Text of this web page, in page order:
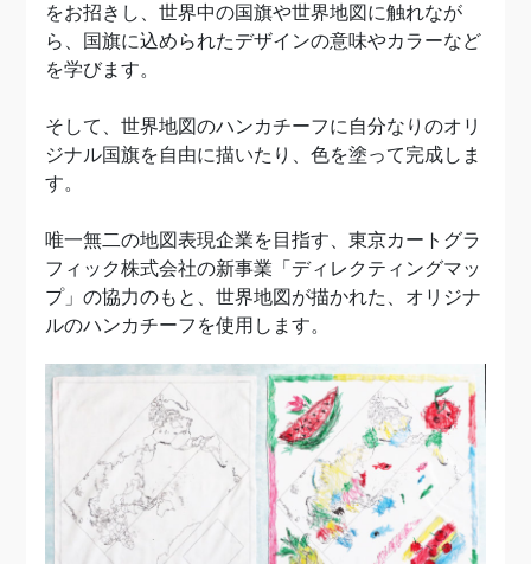
をお招きし、世界中の国旗や世界地図に触れなが
ら、国旗に込められたデザインの意味やカラーなど
を学びます。
そして、世界地図のハンカチーフに自分なりのオリ
ジナル国旗を自由に描いたり、色を塗って完成しま
す。
唯一無二の地図表現企業を目指す、東京カートグラ
フィック株式会社の新事業「ディレクティングマッ
プ」の協力のもと、世界地図が描かれた、オリジナ
ルのハンカチーフを使用します。